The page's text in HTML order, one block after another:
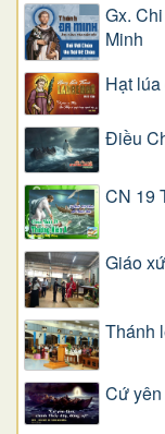
Gx.
Minh
Hạt
Điều
CN 19
Giáo
Thánh
Cứ